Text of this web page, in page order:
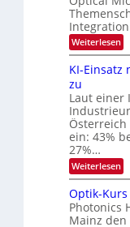
n
k
t
s
m
e
l
d
e
t
a
r
k
s
W
a
c
h
s
Weiterlesen:
8
9
W
E
-
H
e
a
e
u
s
-
S
KI-Einsatz
zu
Laut einer
ein: 43%
27%…
Weiterlesen:
K
-
E
i
Optik-
Photonics
Mainz den